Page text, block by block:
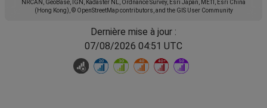
NRCAN, GeoBase, IGN, Kadaster NL, Ordnance Survey, Esri Japan, METI, Esri China
(Hong Kong), © OpenStreetMap contributors, and the GIS User Community
Dernière mise à jour :
07/08/2026 04:51 UTC